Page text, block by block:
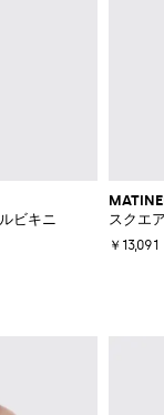
ビキニ スクエ
￥13,091